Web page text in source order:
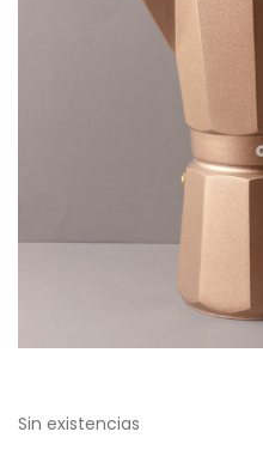
Sin existencias